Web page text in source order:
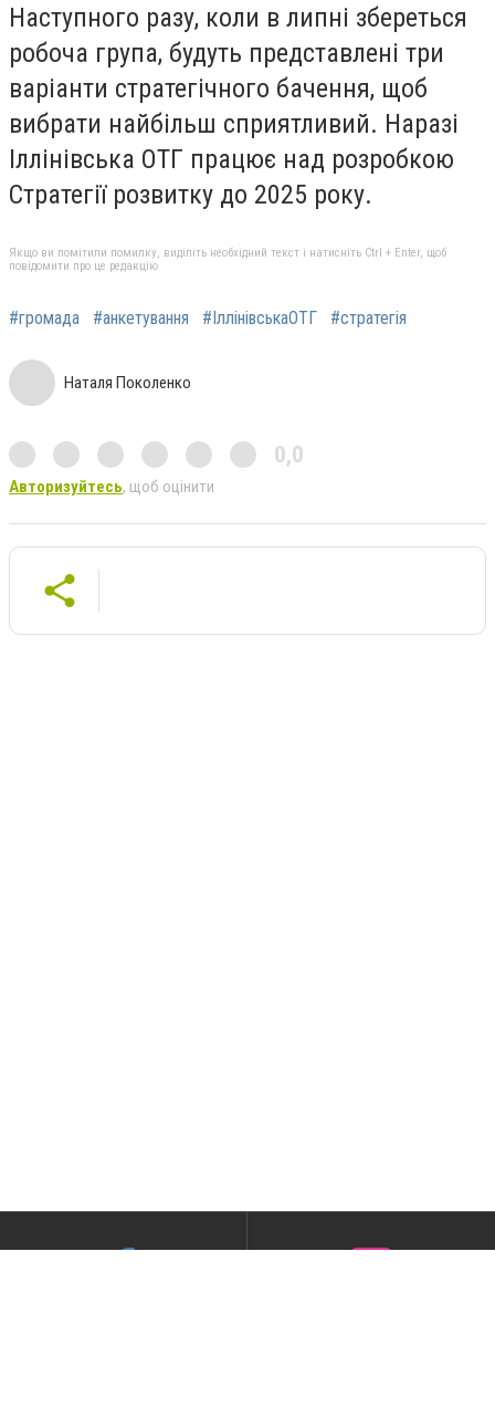
Наступного разу, коли в липні збереться
робоча група, будуть представлені три
варіанти стратегічного бачення, щоб
вибрати найбільш сприятливий. Наразі
Іллінівська ОТГ працює над розробкою
Стратегії розвитку до 2025 року.
Якщо ви помітили помилку, виділіть необхідний текст і натисніть Ctrl + Enter, щоб
повідомити про це редакцію
#громада #анкетування #ІллінівськаОТГ #стратегія
Наталя Поколенко
0,0
Авторизуйтесь, щоб оцінити